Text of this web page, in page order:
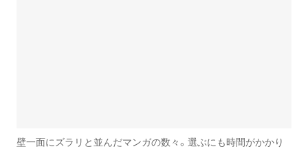
壁一面にズラリと並んだマンガの数々。選ぶにも時間がかかり